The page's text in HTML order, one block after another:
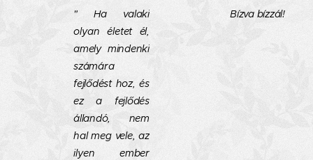
" Ha valaki
olyan életet él,
amely mindenki
számára
fejlődést hoz, és
ez a fejlődés
állandó, nem
hal meg vele, az
ilyen ember
Bízva bízzál!